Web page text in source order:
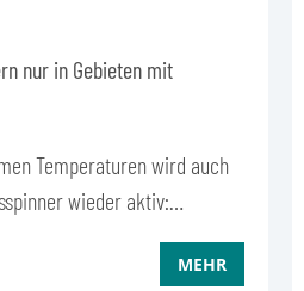
nur in Gebieten mit
Temperaturen wird auch
wieder aktiv:…
MEHR